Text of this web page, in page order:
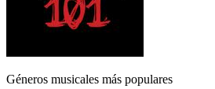
Géneros musicales más populares